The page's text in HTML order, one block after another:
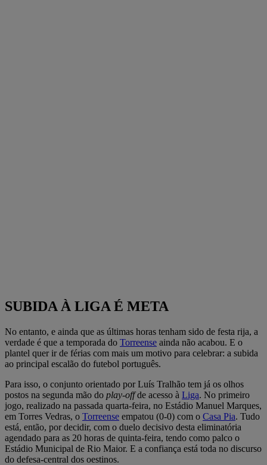
SUBIDA À LIGA É META
No entanto, e ainda que as últimas horas tenham sido de festa rija, a
verdade é que a temporada do Torreense ainda não acabou. E o
plantel quer ir de férias com mais um motivo para celebrar: a subida
ao principal escalão do futebol português.
Para isso, o conjunto orientado por Luís Tralhão tem já os olhos
postos na segunda mão do play-offde acesso à Liga. No primeiro
jogo, realizado na passada quarta-feira, no Estádio Manuel Marques,
em Torres Vedras, o Torreense empatou (0-0) com o Casa Pia. Tudo
está, então, por decidir, com o duelo decisivo desta eliminatória
agendado para as 20 horas de quinta-feira, tendo como palco o
Estádio Municipal de Rio Maior. E a confiança está toda no discurso
do defesa-central dos oestinos.